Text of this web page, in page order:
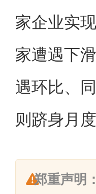
家企业实
家遭遇下
遇环比、
则跻身月
郑重声明：